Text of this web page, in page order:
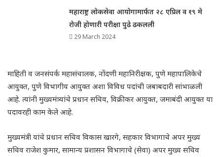
महाराष्ट्र लोकसेवा आयोगामार्फत २८ एप्रिल व १९ मे
रोजी होणारी परीक्षा पुढे ढकलली
29 March 2024
माहिती व जनसंपर्क महासंचालक, नोंदणी महानिरीक्षक, पुणे महापालिकेचे
आयुक्त, पुणे विभागीय आयुक्त अशा विविध पदांची जबाबदारी सांभाळली
आहे. त्यांनी मुख्यमंत्र्यांचे प्रधान सचिव, विक्रीकर आयुक्त, जमाबंदी आयुक्त या
पदावरही काम केले आहे.
मुख्यमंत्री यांचे प्रधान सचिव विकास खारगे, सहकार विभागाचे अपर मुख्य
सचिव राजेश कुमार, सामान्य प्रशासन विभागाचे (सेवा) अपर मुख्य सचिव